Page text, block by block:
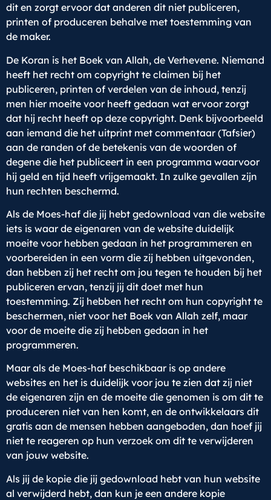
dit en zorgt ervoor dat anderen dit niet publiceren,
printen of produceren behalve met toestemming van
de maker.
De Koran is het Boek van Allah, de Verhevene. Niemand
heeft het recht om copyright te claimen bij het
publiceren, printen of verdelen van de inhoud, tenzij
men hier moeite voor heeft gedaan wat ervoor zorgt
dat hij recht heeft op deze copyright. Denk bijvoorbeeld
aan iemand die het uitprint met commentaar (Tafsier)
aan de randen of de betekenis van de woorden of
degene die het publiceert in een programma waarvoor
hij geld en tijd heeft vrijgemaakt. In zulke gevallen zijn
hun rechten beschermd.
Als de Moes-haf die jij hebt gedownload van die website
iets is waar de eigenaren van de website duidelijk
moeite voor hebben gedaan in het programmeren en
voorbereiden in een vorm die zij hebben uitgevonden,
dan hebben zij het recht om jou tegen te houden bij het
publiceren ervan, tenzij jij dit doet met hun
toestemming. Zij hebben het recht om hun copyright te
beschermen, niet voor het Boek van Allah zelf, maar
voor de moeite die zij hebben gedaan in het
programmeren.
Maar als de Moes-haf beschikbaar is op andere
websites en het is duidelijk voor jou te zien dat zij niet
de eigenaren zijn en de moeite die genomen is om dit te
produceren niet van hen komt, en de ontwikkelaars dit
gratis aan de mensen hebben aangeboden, dan hoef jij
niet te reageren op hun verzoek om dit te verwijderen
van jouw website.
Als jij de kopie die jij gedownload hebt van hun website
al verwijderd hebt, dan kun je een andere kopie